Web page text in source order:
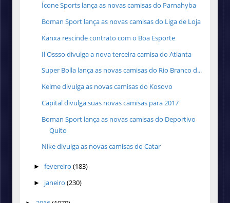
Ícone Sports lança as novas camisas do Parnahyba
Boman Sport lança as novas camisas do Liga de Loja
Kanxa rescinde contrato com o Boa Esporte
Il Ossso divulga a nova terceira camisa do Atlanta
Super Bolla lança as novas camisas do Rio Branco d...
Kelme divulga as novas camisas do Kosovo
Capital divulga suas novas camisas para 2017
Boman Sport lança as novas camisas do Deportivo
Quito
Nike divulga as novas camisas do Catar
► fevereiro (183)
► janeiro (230)